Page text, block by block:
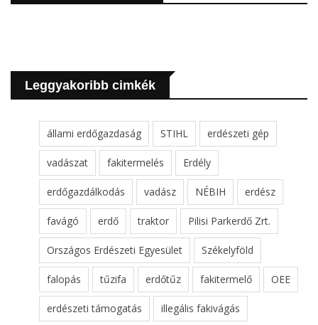
Leggyakoribb cimkék
állami erdőgazdaság STIHL erdészeti gép
vadászat fakitermelés Erdély
erdőgazdálkodás vadász NÉBIH erdész
favágó erdő traktor Pilisi Parkerdő Zrt.
Országos Erdészeti Egyesület Székelyföld
falopás tűzifa erdőtűz fakitermelő OEE
erdészeti támogatás illegális fakivágás